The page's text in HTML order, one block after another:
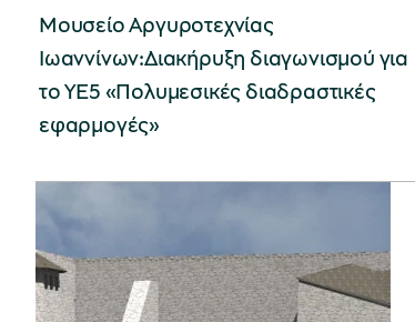
Μουσείο Αργυροτεχνίας
Ιωαννίνων:Διακήρυξη διαγωνισμού για
το ΥΕ5 «Πολυμεσικές διαδραστικές
εφαρμογές»